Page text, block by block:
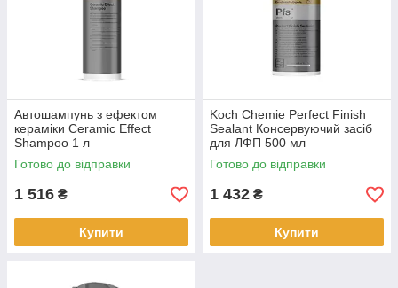
Автошампунь з ефектом
кераміки Ceramic Effect
Shampoo 1 л
Готово до відправки
1 516 ₴
Купити
Koch Chemie Perfect Finish
Sealant Консервуючий засіб
для ЛФП 500 мл
Готово до відправки
1 432 ₴
Купити